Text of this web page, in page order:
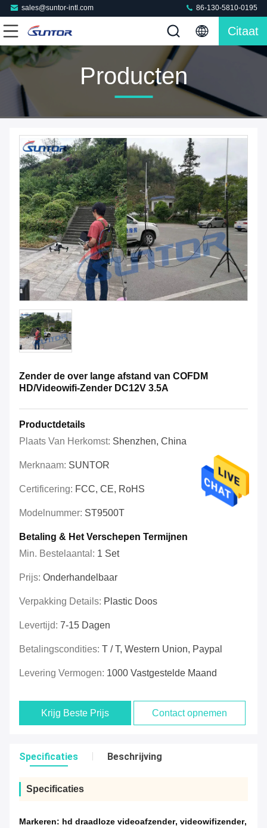
sales@suntor-intl.com 86-130-5810-0195
Citaat
Producten
Zender de over lange afstand van COFDM
HD/Videowifi-Zender DC12V 3.5A
Productdetails
Plaats Van Herkomst: Shenzhen, China
Merknaam: SUNTOR
Certificering: FCC, CE, RoHS
Modelnummer: ST9500T
Betaling & Het Verschepen Termijnen
Min. Bestelaantal: 1 Set
Prijs: Onderhandelbaar
Verpakking Details: Plastic Doos
Levertijd: 7-15 Dagen
Betalingscondities: T / T, Western Union, Paypal
Levering Vermogen: 1000 Vastgestelde Maand
Krijg Beste Prijs Contact opnemen
Specificaties Beschrijving
Specificaties
Markeren: hd draadloze videoafzender, videowifizender,